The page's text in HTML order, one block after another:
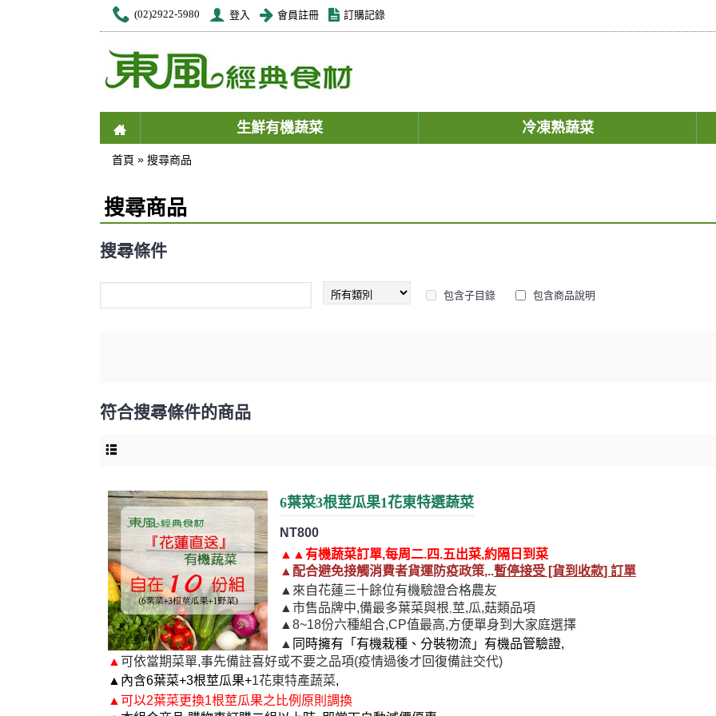
(02)2922-5980 登入 會員註冊 訂購記錄
生鮮有機蔬菜 冷凍熟蔬菜
首頁 » 搜尋商品
搜尋商品
搜尋條件
包含子目錄 包含商品說明
符合搜尋條件的商品
6葉菜3根莖瓜果1花東特選蔬菜
NT800
▲ ▲ 有機蔬菜訂單,每周二.四.五出菜,約隔日到菜
▲配合避免接觸消費者貨運防疫政策,..暫停接受 [貨到收款] 訂單
▲ 來自花蓮三十餘位有機驗證合格農友
▲市售品牌中,備最多葉菜與根,莖,瓜,菇類品項
▲8~18份六種組合,CP值最高,方便單身到大家庭選擇
▲ 同時擁有「有機栽種、分裝物流」有機品管驗證,
▲ 可依當期菜單,事先備註喜好或不要之品項(疫情過後才回復備註交代)
▲ 內含6葉菜+3根莖瓜果+1花東特產蔬菜,
▲ 可以2葉菜更換1根莖瓜果之比例原則調換